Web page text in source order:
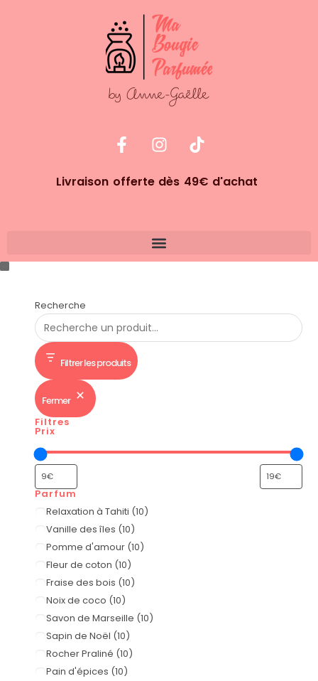
Livraison offerte dès 49€ d'achat
Recherche
Filtrer les produits
Fermer
Filtres
Prix
Parfum
Relaxation à Tahiti (10)
Vanille des îles (10)
Pomme d'amour (10)
Fleur de coton (10)
Fraise des bois (10)
Noix de coco (10)
Savon de Marseille (10)
Sapin de Noël (10)
Rocher Praliné (10)
Pain d'épices (10)